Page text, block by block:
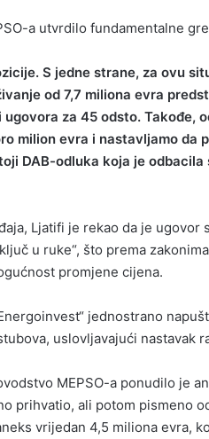
a utvrdilo fundamentalne
S jedne strane, za ovu
od 7,7 miliona evra
za 45 odsto. Takođe,
milion evra i nastavljamo da
DAB-odluka koja je
Ljatifi je rekao da je ugovor
u ruke“, što prema
promjene cijena.
jednostrano
uslovljavajući nastavak
MEPSO-a ponudilo je
prihvatio, ali potom pismeno
vrijedan 4,5 miliona evra,